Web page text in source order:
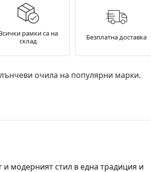
рамки са на
склад
Безплатна доставка
очила на популярни марки.
модерният стил в една традиция и